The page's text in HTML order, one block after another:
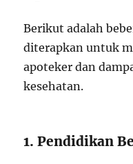
Berikut adalah
diterapkan untuk
apoteker dan
kesehatan.
1. Pendidikan